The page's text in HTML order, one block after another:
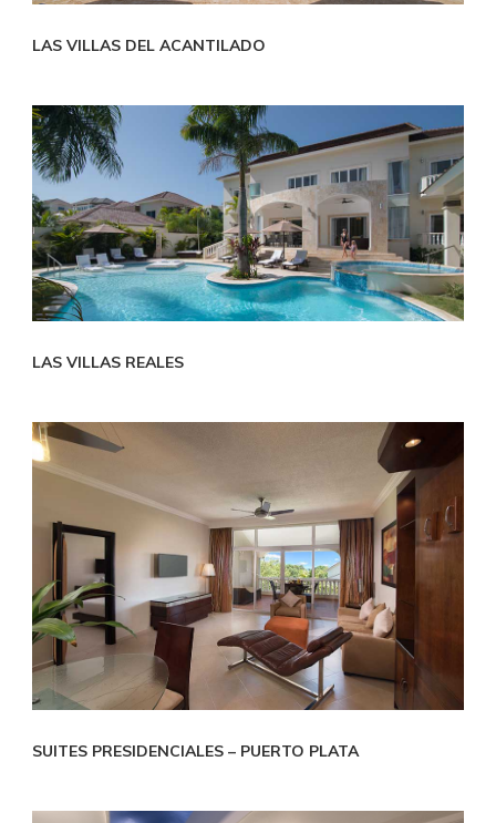
LAS VILLAS DEL ACANTILADO
LAS VILLAS REALES
SUITES PRESIDENCIALES – PUERTO PLATA